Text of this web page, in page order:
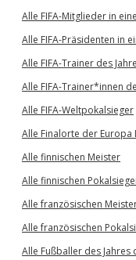
Alle FIFA-Mitglieder in
Alle FIFA-Präsidenten in
Alle FIFA-Trainer des
Alle FIFA-Trainer*innen
Alle FIFA-Weltpokalsieger
Alle Finalorte der Europa
Alle finnischen Meister
Alle finnischen
Alle französischen
Alle französischen
Alle Fußballer des Jahres